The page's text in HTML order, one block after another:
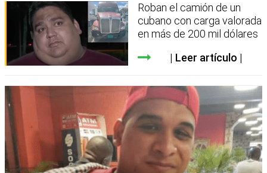
Roban el camión de un
cubano con carga valorada
en más de 200 mil dólares
Leer artículo